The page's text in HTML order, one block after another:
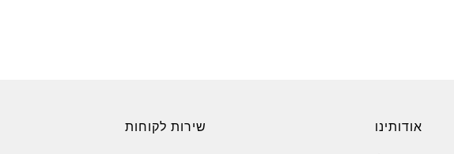
אודותינו שירות לקוחות